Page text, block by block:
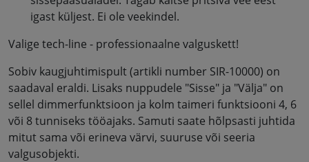
igast küljest. Ei ole veekindel.
Valige tech-line - professionaalne valguskett!
Sobiv kaugjuhtimispult (artikli number SIR-10000) on
saadaval eraldi. Lisaks nuppudele "Sisse" ja "Välja" on
sellel dimmerfunktsioon ja kolm taimeri funktsiooni 4, 6
või 8 tunniseks tööajaks. Samuti saate hõlpsasti juhtida
mitut sama või erineva värvi, suuruse või seeria
valgusobjekti.